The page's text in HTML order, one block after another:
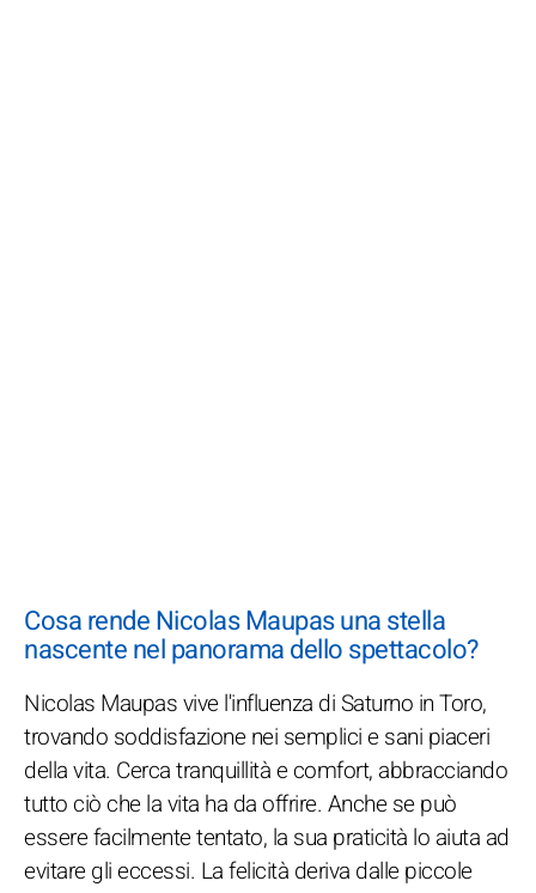
Cosa rende Nicolas Maupas una stella
nascente nel panorama dello spettacolo?
Nicolas Maupas vive l'influenza di Saturno in Toro,
trovando soddisfazione nei semplici e sani piaceri
della vita. Cerca tranquillità e comfort, abbracciando
tutto ciò che la vita ha da offrire. Anche se può
essere facilmente tentato, la sua praticità lo aiuta ad
evitare gli eccessi. La felicità deriva dalle piccole